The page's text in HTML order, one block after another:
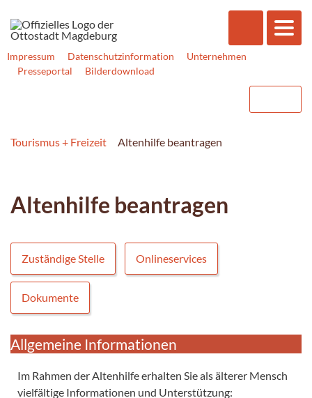
Impressum Datenschutzinformation
Unternehmen
Presseportal
Bilderdownload
Tourismus + Freizeit Altenhilfe beantragen
Altenhilfe beantragen
Zuständige Stelle Onlineservices
Dokumente
Allgemeine Informationen
Im Rahmen der Altenhilfe erhalten Sie als älterer Mensch
vielfältige Informationen und Unterstützung: